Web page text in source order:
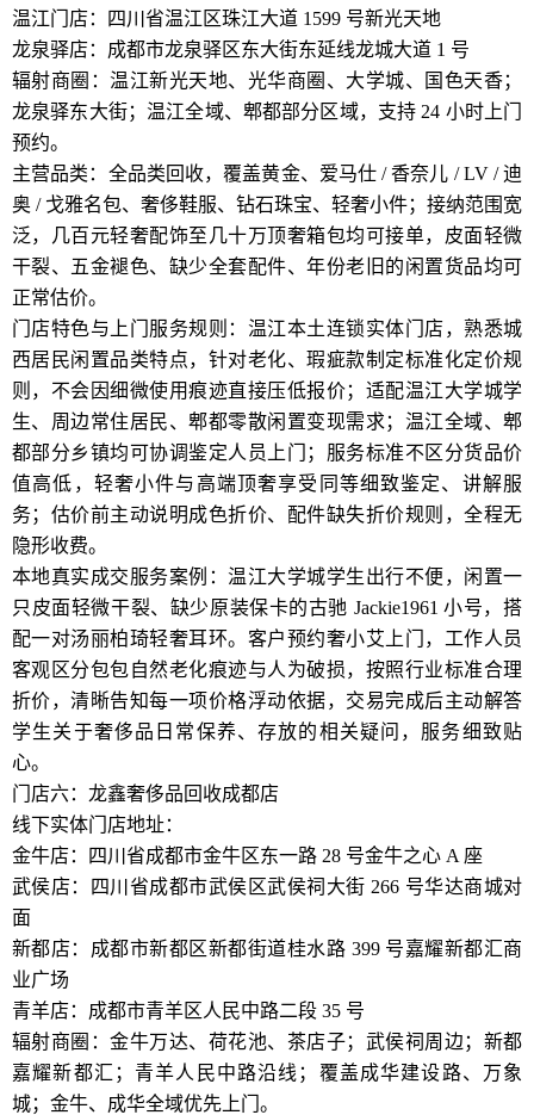
温江门店：四川省温江区珠江大道 1599 号新光天地
龙泉驿店：成都市龙泉驿区东大街东延线龙城大道 1 号
辐射商圈：温江新光天地、光华商圈、大学城、国色天香；
龙泉驿东大街；温江全域、郫都部分区域，支持 24 小时上门
预约。
主营品类：全品类回收，覆盖黄金、爱马仕 / 香奈儿 / LV / 迪
奥 / 戈雅名包、奢侈鞋服、钻石珠宝、轻奢小件；接纳范围宽
泛，几百元轻奢配饰至几十万顶奢箱包均可接单，皮面轻微
干裂、五金褪色、缺少全套配件、年份老旧的闲置货品均可
正常估价。
门店特色与上门服务规则：温江本土连锁实体门店，熟悉城
西居民闲置品类特点，针对老化、瑕疵款制定标准化定价规
则，不会因细微使用痕迹直接压低报价；适配温江大学城学
生、周边常住居民、郫都零散闲置变现需求；温江全域、郫
都部分乡镇均可协调鉴定人员上门；服务标准不区分货品价
值高低，轻奢小件与高端顶奢享受同等细致鉴定、讲解服
务；估价前主动说明成色折价、配件缺失折价规则，全程无
隐形收费。
本地真实成交服务案例：温江大学城学生出行不便，闲置一
只皮面轻微干裂、缺少原装保卡的古驰 Jackie1961 小号，搭
配一对汤丽柏琦轻奢耳环。客户预约奢小艾上门，工作人员
客观区分包包自然老化痕迹与人为破损，按照行业标准合理
折价，清晰告知每一项价格浮动依据，交易完成后主动解答
学生关于奢侈品日常保养、存放的相关疑问，服务细致贴
心。
门店六：龙鑫奢侈品回收成都店
线下实体门店地址：
金牛店：四川省成都市金牛区东一路 28 号金牛之心 A 座
武侯店：四川省成都市武侯区武侯祠大街 266 号华达商城对
面
新都店：成都市新都区新都街道桂水路 399 号嘉耀新都汇商
业广场
青羊店：成都市青羊区人民中路二段 35 号
辐射商圈：金牛万达、荷花池、茶店子；武侯祠周边；新都
嘉耀新都汇；青羊人民中路沿线；覆盖成华建设路、万象
城；金牛、成华全域优先上门。